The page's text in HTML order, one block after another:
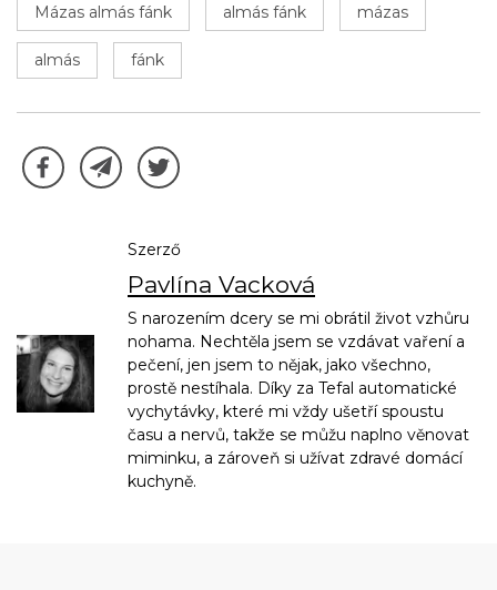
Mázas almás fánk almás fánk mázas
almás fánk
Szerző
Pavlína Vacková
S narozením dcery se mi obrátil život vzhůru
nohama. Nechtěla jsem se vzdávat vaření a
pečení, jen jsem to nějak, jako všechno,
prostě nestíhala. Díky za Tefal automatické
vychytávky, které mi vždy ušetří spoustu
času a nervů, takže se můžu naplno věnovat
miminku, a zároveň si užívat zdravé domácí
kuchyně.